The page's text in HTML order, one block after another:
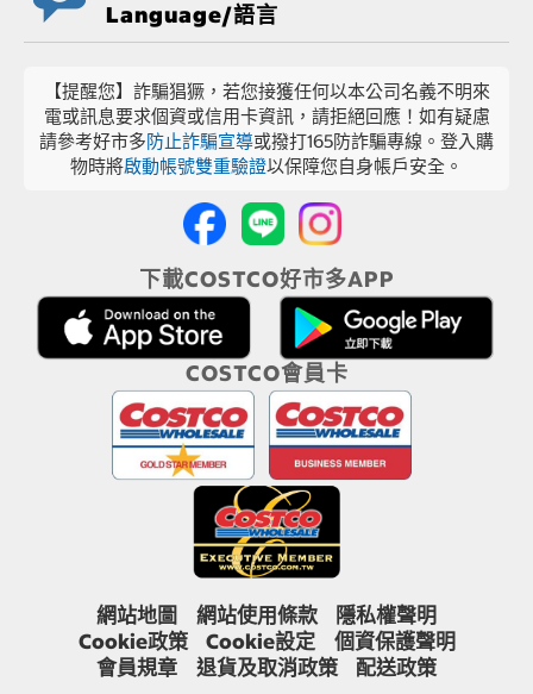
Language/語言
【提醒您】詐騙猖獗，若您接獲任何以本公司名義不明來
電或訊息要求個資或信用卡資訊，請拒絕回應！如有疑慮
請參考好市多防止詐騙宣導或撥打165防詐騙專線。登入購
物時將啟動帳號雙重驗證以保障您自身帳戶安全。
下載COSTCO好市多APP
COSTCO會員卡
網站地圖 網站使用條款
隱私權聲明
Cookie政策
Cookie設定
個資保護聲明
會員規章
退貨及取消政策 配送政策